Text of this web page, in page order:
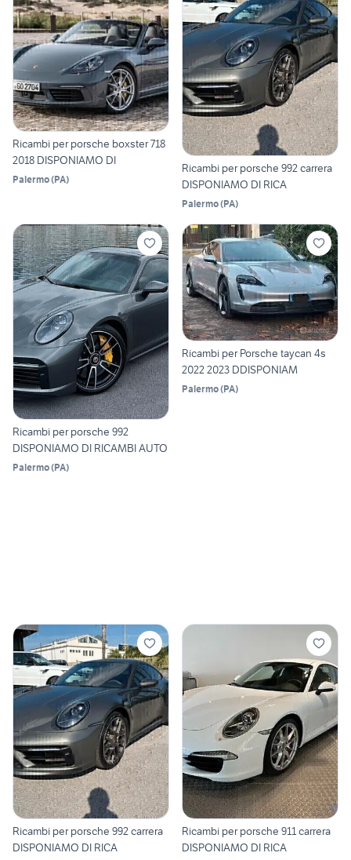
Ricambi per porsche boxster 718
2018 DISPONIAMO DI
Palermo(PA)
Ricambi per porsche 992 carrera
DISPONIAMO DI RICA
Palermo(PA)
Ricambi per porsche 992
DISPONIAMO DI RICAMBI AUTO
Palermo(PA)
Ricambi per Porsche taycan 4s
2022 2023 DDISPONIAM
Palermo(PA)
Ricambi per porsche 992 carrera
DISPONIAMO DI RICA
Ricambi per porsche 911 carrera
DISPONIAMO DI RICA